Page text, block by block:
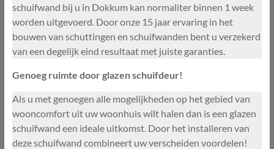
schuifwand bij u in Dokkum kan normaliter binnen 1 week
worden uitgevoerd. Door onze 15 jaar ervaring in het
bouwen van schuttingen en schuifwanden bent u verzekerd
van een degelijk eind resultaat met juiste garanties.
Genoeg ruimte door glazen schuifdeur!
Als u met genoegen alle mogelijkheden op het gebied van
wooncomfort uit uw woonhuis wilt halen dan is een glazen
schuifwand een ideale uitkomst. Door het installeren van
deze schuifwand combineert uw verscheiden voordelen!